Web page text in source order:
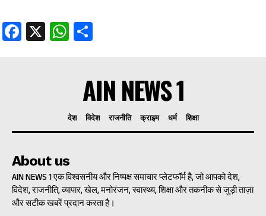
Facebook
X WhatsApp
AIN NEWS 1
देश विदेश राजनीति क्राइम धर्म शिक्षा
About us
AIN NEWS 1 एक विश्वसनीय और निष्पक्ष समाचार प्लेटफॉर्म है, जो आपको देश,
विदेश, राजनीति, व्यापार, खेल, मनोरंजन, स्वास्थ्य, शिक्षा और तकनीक से जुड़ी ताज़ा
और सटीक खबरें प्रदान करता है।